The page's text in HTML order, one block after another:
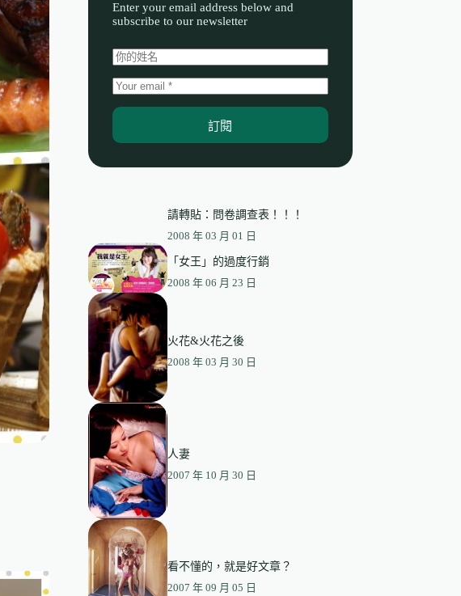
Enter your email address below and
subscribe to our newsletter
訂閱
請轉貼：問卷調查表！！！
2008 年 03 月 01 日
「女王」的過度行銷
2008 年 06 月 23 日
火花&火花之後
2008 年 03 月 30 日
人妻
2007 年 10 月 30 日
看不懂的，就是好文章？
2007 年 09 月 05 日